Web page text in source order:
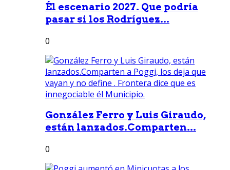
Él escenario 2027. Que podría
pasar si los Rodríguez...
0
González Ferro y Luis Giraudo,
están lanzados.Comparten...
0